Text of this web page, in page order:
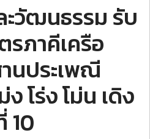
วัฒนธรรม รับ
ภาคีเครือ
นประเพณี
โร่ง โม่น เดิง
10